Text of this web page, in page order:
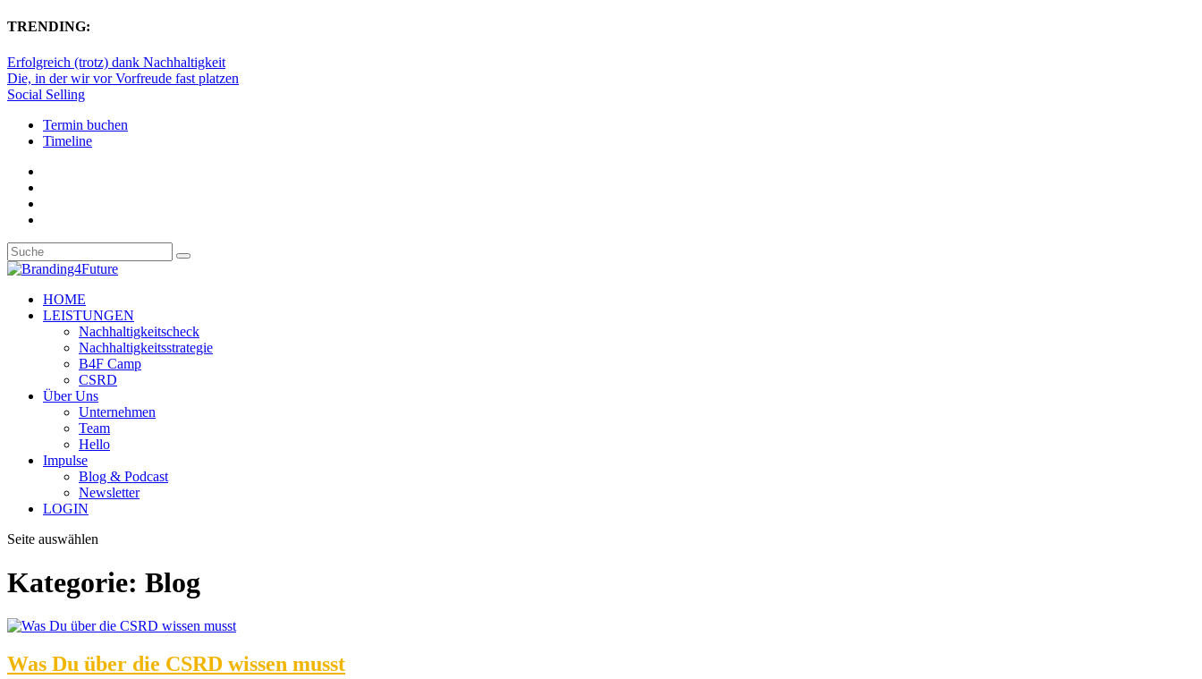
TRENDING:
Erfolgreich (trotz) dank Nachhaltigkeit
Die, in der wir vor Vorfreude fast platzen
Social Selling
Termin buchen
Timeline
HOME
LEISTUNGEN
Nachhaltigkeitscheck
Nachhaltigkeitsstrategie
B4F Camp
CSRD
Über Uns
Unternehmen
Team
Hello
Impulse
Blog & Podcast
Newsletter
LOGIN
Seite auswählen
Kategorie: Blog
Was Du über die CSRD wissen musst